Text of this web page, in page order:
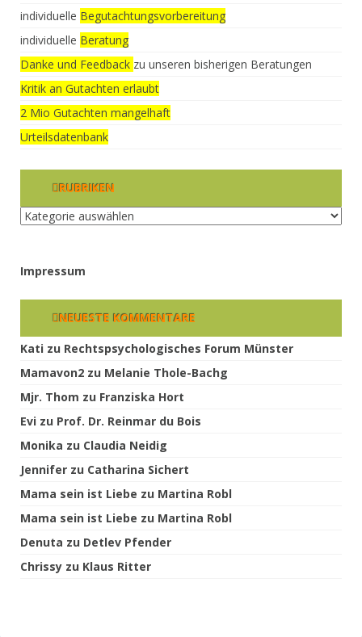
individuelle Begutachtungsvorbereitung
individuelle Beratung
Danke und Feedback zu unseren bisherigen Beratungen
Kritik an Gutachten erlaubt
2 Mio Gutachten mangelhaft
Urteilsdatenbank
RUBRIKEN
Rubriken
Impressum
NEUESTE KOMMENTARE
Kati zu Rechtspsychologisches Forum Münster
Mamavon2 zu Melanie Thole-Bachg
Mjr. Thom zu Franziska Hort
Evi zu Prof. Dr. Reinmar du Bois
Monika zu Claudia Neidig
Jennifer zu Catharina Sichert
Mama sein ist Liebe zu Martina Robl
Mama sein ist Liebe zu Martina Robl
Denuta zu Detlev Pfender
Chrissy zu Klaus Ritter